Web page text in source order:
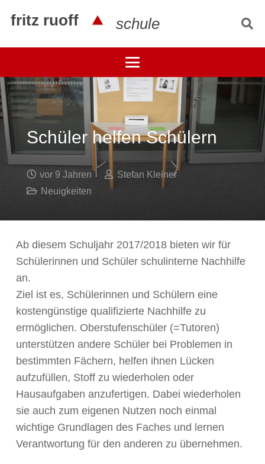
fritz ruoff schule
Schüler helfen Schülern
vor 9 Jahren
Stefan Kleiner
Neuigkeiten
Ab diesem Schuljahr 2017/2018 bieten wir für
Schülerinnen und Schüler schulinterne Nachhilfe
an.
Ziel ist es, Schülerinnen und Schülern eine
kostengünstige qualifizierte Nachhilfe zu
ermöglichen. Oberstufenschüler (=Tutoren)
unterstützen andere Schüler bei Problemen in
bestimmten Fächern, helfen ihnen Lücken
aufzufüllen, Stoff zu wiederholen oder
Hausaufgaben anzufertigen. Dabei wiederholen
sie auch zum eigenen Nutzen noch einmal
wichtige Grundlagen des Faches und lernen
Verantwortung für den anderen zu übernehmen.